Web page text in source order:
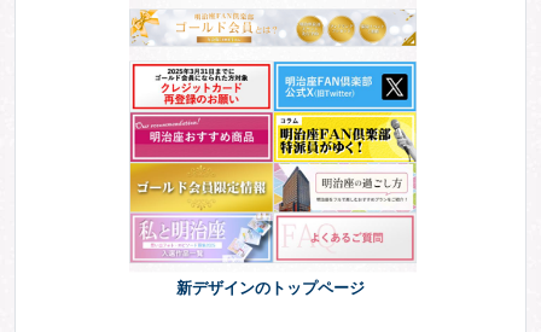
新デザインのトップページ